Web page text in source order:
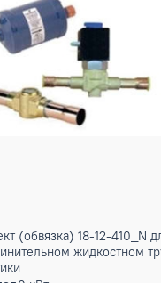
Electrolux 18-12-